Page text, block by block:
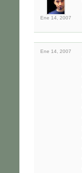
Ene 14, 2007
Ene 14, 2007